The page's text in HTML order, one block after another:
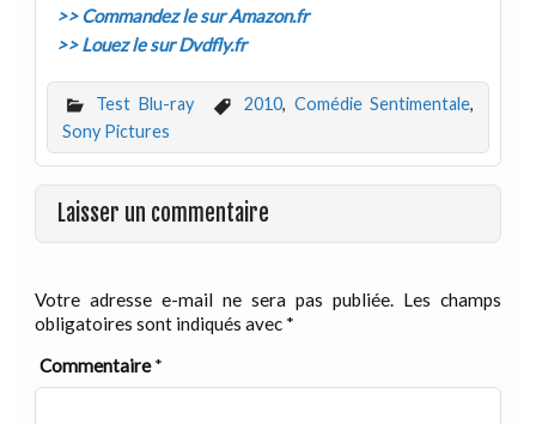
>> Commandez le sur Amazon.fr
>> Louez le sur Dvdfly.fr
Test Blu-ray 2010, Comédie Sentimentale,
Sony Pictures
Laisser un commentaire
Votre adresse e-mail ne sera pas publiée. Les champs
obligatoires sont indiqués avec *
Commentaire*